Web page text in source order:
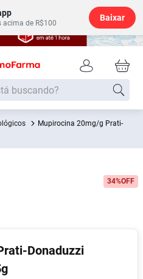
acima de R$100
Baixar
Mupirocina 20mg/g Prati-
34%OFF
Donaduzzi